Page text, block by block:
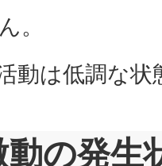
。
動は低調な状
の発生